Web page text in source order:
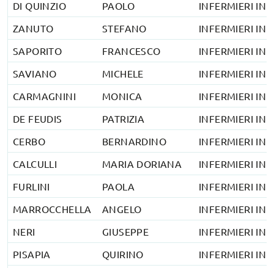
DI QUINZIO PAOLO
INFERMIERI IN
ZANUTO
STEFANO
INFERMIERI IN
SAPORITO
FRANCESCO
INFERMIERI IN
SAVIANO
MICHELE
INFERMIERI IN
CARMAGNINI
MONICA
INFERMIERI IN
DE FEUDIS
PATRIZIA
INFERMIERI IN
CERBO
BERNARDINO
INFERMIERI IN
CALCULLI
MARIA DORIANA
INFERMIERI IN
FURLINI
PAOLA
INFERMIERI IN
MARROCCHELLA
ANGELO
INFERMIERI IN
NERI
GIUSEPPE
INFERMIERI IN
PISAPIA
QUIRINO
INFERMIERI IN